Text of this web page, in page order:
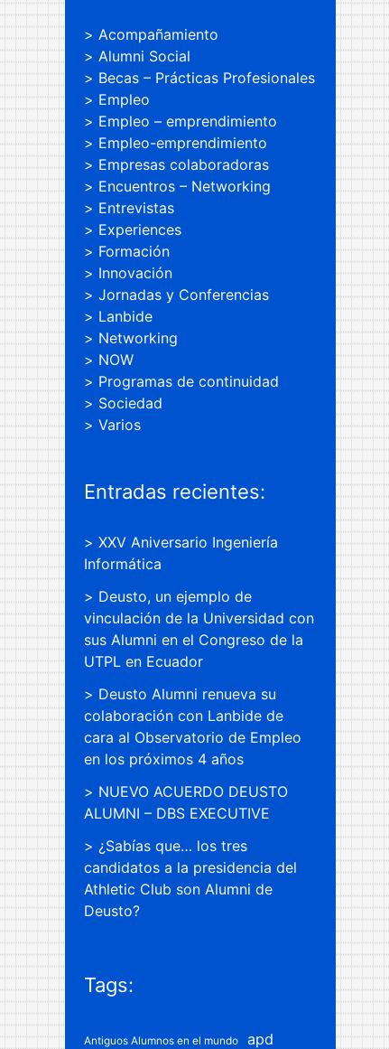
Acompañamiento
Alumni Social
Becas – Prácticas Profesionales
Empleo
Empleo – emprendimiento
Empleo-emprendimiento
Empresas colaboradoras
Encuentros – Networking
Entrevistas
Experiences
Formación
Innovación
Jornadas y Conferencias
Lanbide
Networking
NOW
Programas de continuidad
Sociedad
Varios
Entradas recientes:
XXV Aniversario Ingeniería
Informática
Deusto, un ejemplo de
vinculación de la Universidad con
sus Alumni en el Congreso de la
UTPL en Ecuador
Deusto Alumni renueva su
colaboración con Lanbide de
cara al Observatorio de Empleo
en los próximos 4 años
NUEVO ACUERDO DEUSTO
ALUMNI – DBS EXECUTIVE
¿Sabías que… los tres
candidatos a la presidencia del
Athletic Club son Alumni de
Deusto?
Tags:
Antiguos Alumnos en el mundo apd